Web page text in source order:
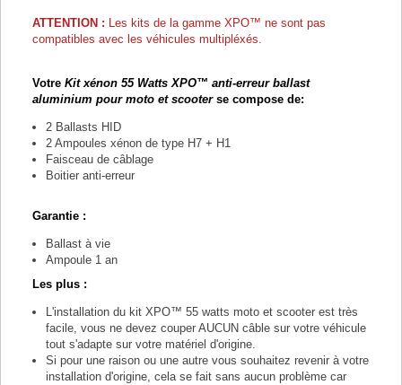
ATTENTION : Les kits de la gamme XPO™ ne sont pas
compatibles avec les véhicules multipléxés.
Votre Kit xénon 55 Watts XPO™ anti-erreur ballast
aluminium pour moto et scooterse compose de:
2 Ballasts HID
2 Ampoules xénon de type H7 + H1
Faisceau de câblage
Boitier anti-erreur
Garantie :
Ballast à vie
Ampoule 1 an
Les plus :
L'installation du kit XPO™ 55 watts moto et scooter est très
facile, vous ne devez couper AUCUN câble sur votre véhicule
tout s'adapte sur votre matériel d'origine.
Si pour une raison ou une autre vous souhaitez revenir à votre
installation d'origine, cela se fait sans aucun problème car